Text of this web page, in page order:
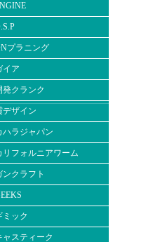
プラニング
イア
発クランク
デザイン
ハラジャパン
リフォルニアワーム
ンクラフト
ミック
ャスティーク